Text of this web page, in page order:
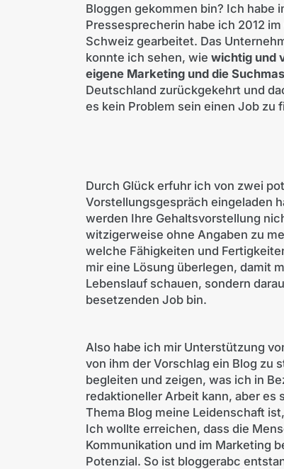
Bloggen gekommen bin? Ich habe
Pressesprecherin habe ich 2012
Schweiz gearbeitet. Das
konnte ich sehen, wie wichtig und
eigene Marketing und die
Deutschland zurückgekehrt und
es kein Problem sein einen Job zu
Durch Glück erfuhr ich von zwei
Vorstellungsgespräch eingeladen
werden Ihre Gehaltsvorstellung
witzigerweise ohne Angaben zu
welche Fähigkeiten und
mir eine Lösung überlegen, damit
Lebenslauf schauen, sondern
besetzenden Job bin.
Also habe ich mir Unterstützung
von ihm der Vorschlag ein Blog zu
begleiten und zeigen, was ich in
redaktioneller Arbeit kann, aber es
Thema Blog meine Leidenschaft
Ich wollte erreichen, dass die
Kommunikation und im Marketing
Potenzial. So ist bloggerabc